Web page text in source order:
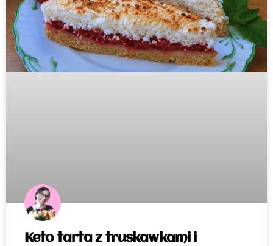
Keto tarta z truskawkami i